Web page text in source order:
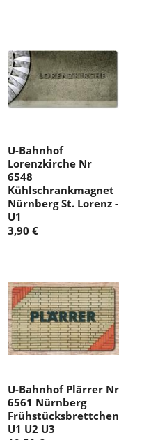
U-Bahnhof
Lorenzkirche Nr
6548
Kühlschrankmagnet
Nürnberg St. Lorenz -
U1
3,90 €
U-Bahnhof Plärrer Nr
6561 Nürnberg
Frühstücksbrettchen
U1 U2 U3